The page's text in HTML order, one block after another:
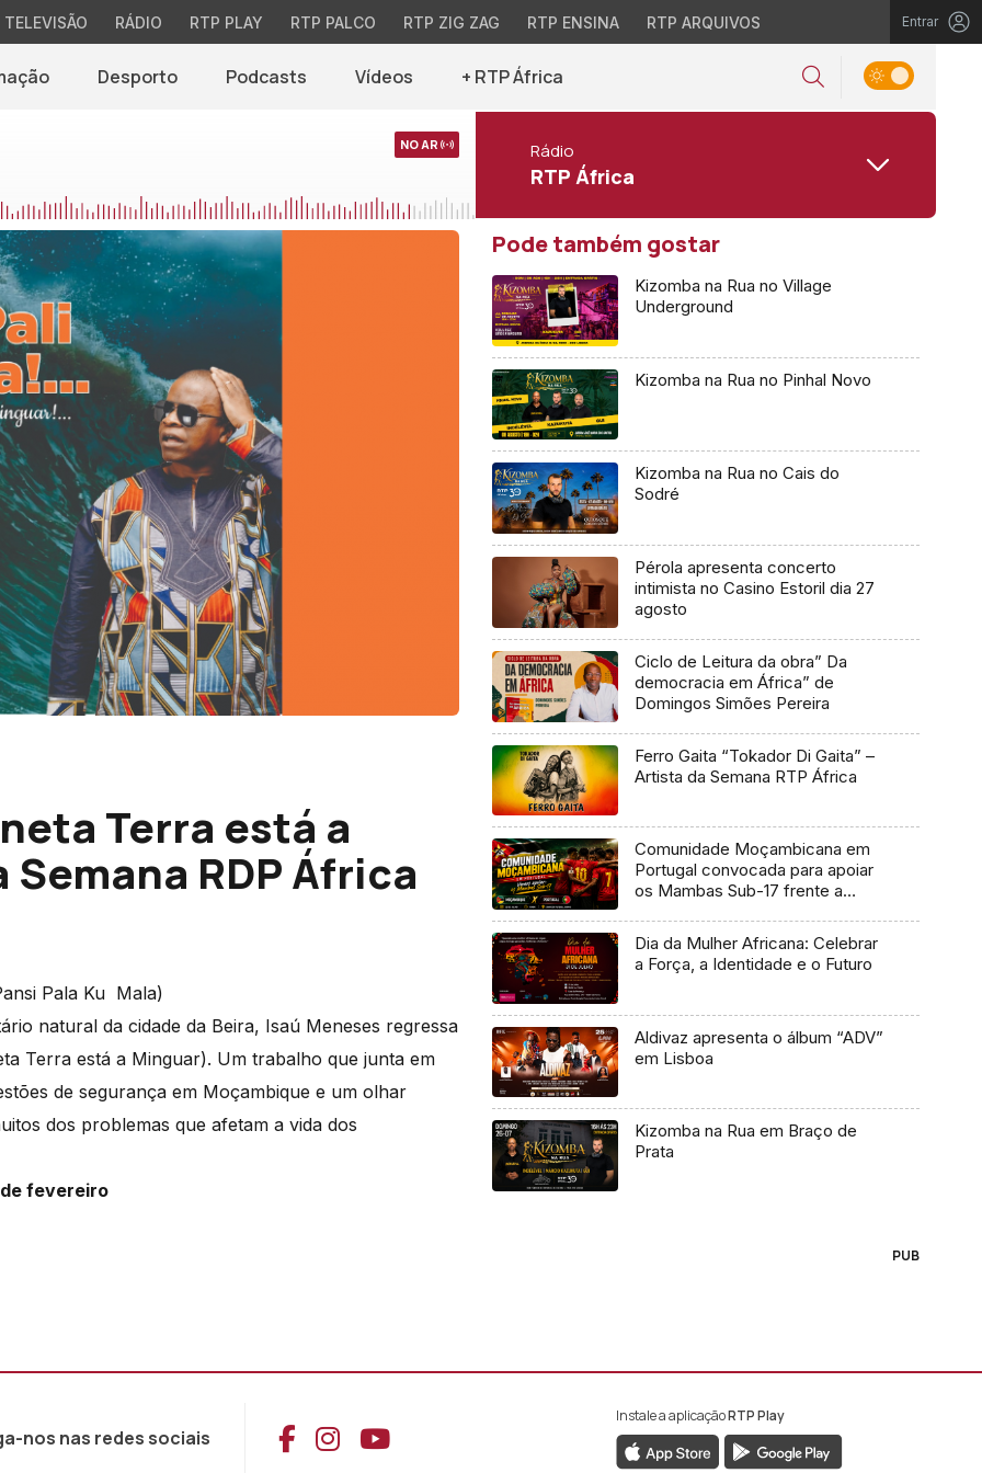
TELEVISÃO RÁDIO RTP PLAY RTP PALCO RTP ZIG ZAG RTP ENSINA RTP ARQUIVOS Entrar
Desporto Podcasts Vídeos + RTP África
NO AR Rádio
RTP África
Terra está a
RDP África
Pala Ku Mala)
natural da cidade da Beira, Isaú Meneses regressa
Terra está a Minguar). Um trabalho que junta em
de segurança em Moçambique e um olhar
dos problemas que afetam a vida dos
fevereiro
Pode também gostar
Kizomba na Rua no Village
Underground
Kizomba na Rua no Pinhal Novo
Kizomba na Rua no Cais do
Sodré
Pérola apresenta concerto
intimista no Casino Estoril dia 27
agosto
Ciclo de Leitura da obra” Da
democracia em África” de
Domingos Simões Pereira
Ferro Gaita “Tokador Di Gaita” –
Artista da Semana RTP África
Comunidade Moçambicana em
Portugal convocada para apoiar
os Mambas Sub-17 frente a
Dia da Mulher Africana: Celebrar
a Força, a Identidade e o Futuro
Aldivaz apresenta o álbum “ADV”
em Lisboa
Kizomba na Rua em Braço de
Prata
PUB
nos nas redes sociais Aceder ao Facebook da RTP África
Aceder ao Instagram da RTP África
Aceder ao YouTube da RTP África
Instale a aplicaçãoRTP Play